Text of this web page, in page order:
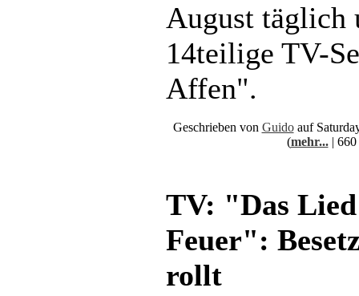
August täglich
14teilige TV-
Affen".
Geschrieben von Guidoauf
(mehr...| 660
TV: "Das
Feuer":
rollt